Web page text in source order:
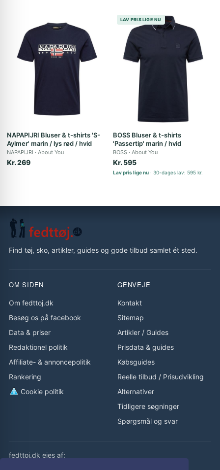
NAPAPIJRI Bluser & t-shirts 'S-
Aylmer' marin / lys rød / hvid
NAPAPIJRI About You
Kr. 269
LAV PRIS LIGE NU
BOSS Bluser & t-shirts
'Passertip' marin / hvid
BOSS About You
Kr. 595
Lav pris lige nu 30-dages lav: 595 kr.
Find tøj, sko, artikler, guides og gode tilbud samlet ét sted.
OM SIDEN
Om fedttoj.dk
Besøg os på facebook
Data & priser
Redaktionel politik
Affiliate- & annoncepolitik
Rankering
Cookie politik
GENVEJE
Kontakt
Sitemap
Artikler / Guides
Prisdata & guides
Købsguides
Reelle tilbud / Prisudvikling
Alternativer
Tidligere søgninger
Spørgsmål og svar
fedttoj.dk ejes af: